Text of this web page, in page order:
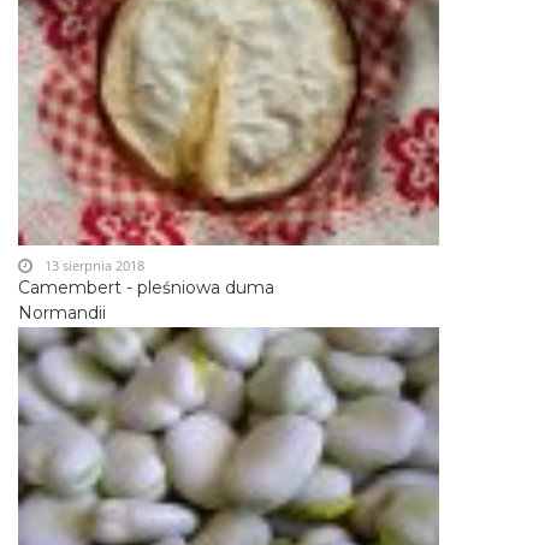
Camembert - pleśniowa duma
Normandii
13 sierpnia 2018